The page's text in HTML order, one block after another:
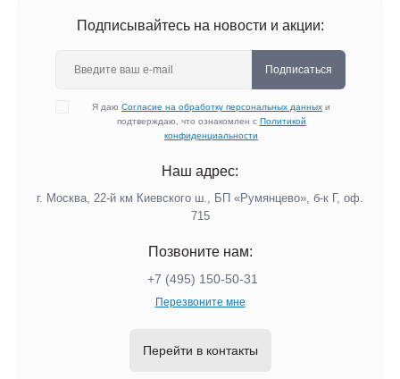
Подписывайтесь на новости и акции:
Подписаться
Я даю Согласие на обработку персональных данных и
подтверждаю, что ознакомлен с Политикой
конфиденциальности
Наш адрес:
г. Москва, 22-й км Киевского ш., БП «Румянцево», б-к Г, оф.
715
Позвоните нам:
+7 (495) 150-50-31
Перезвоните мне
Перейти в контакты